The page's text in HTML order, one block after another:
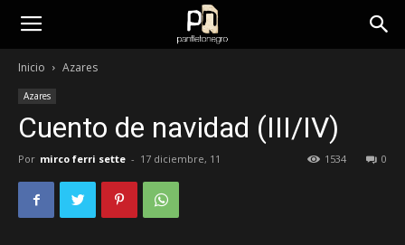
panfletonegro
Inicio Azares
Azares
Cuento de navidad (III/IV)
Por mirco ferri sette - 17 diciembre, 11 0
1534